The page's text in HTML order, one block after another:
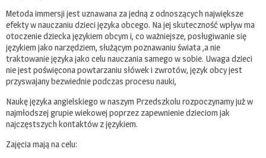
Metoda immersji jest uznawana za jedną z odnoszących największe
efekty w nauczaniu dzieci języka obcego. Na jej skuteczność wpływ ma
otoczenie dziecka językiem obcym i, co ważniejsze, posługiwanie się
językiem jako narzędziem, służącym poznawaniu świata ,a nie
traktowanie języka jako celu nauczania samego w sobie. Uwaga dzieci
nie jest poświęcona powtarzaniu słówek i zwrotów, język obcy jest
przyswajany bezwiednie podczas procesu nauki,
Naukę języka angielskiego w naszym Przedszkolu rozpoczynamy już w
najmłodszej grupie wiekowej poprzez zapewnienie dzieciom jak
najczęstszych kontaktów z językiem.
Zajęcia mają na celu: